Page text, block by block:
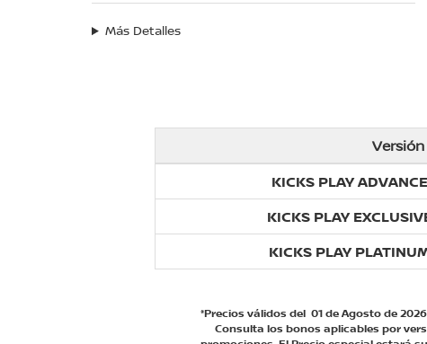
Más Detalles
Versión
KICKS PLAY
KICKS PLAY
KICKS PLAY
*Precios válidos del 01 de Agosto de
Consulta los bonos aplicables por